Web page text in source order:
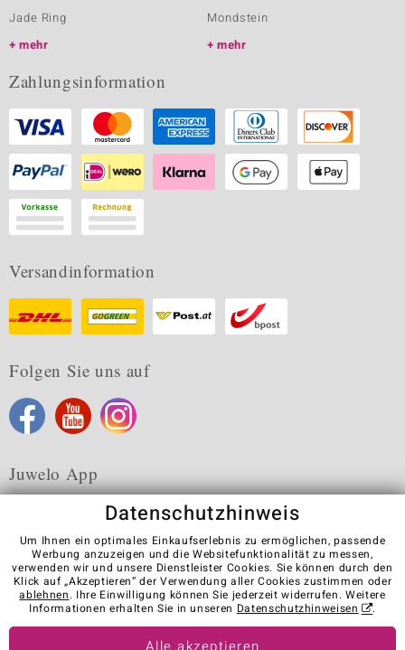
Jade Ring
mehr
Mondstein
mehr
Zahlungsinformation
Versandinformation
Folgen Sie uns auf
Juwelo App
Karriere AGB Datenschutz Cookies
Impressum
Kontakt
Vertrag widerrufen
Visit our stores in other countries:
Datenschutzhinweis
Um Ihnen ein optimales Einkaufserlebnis zu ermöglichen, passende
Werbung anzuzeigen und die Websitefunktionalität zu messen,
verwenden wir und unsere Dienstleister Cookies. Sie können durch den
Klick auf „Akzeptieren“ der Verwendung aller Cookies zustimmen oder
ablehnen. Ihre Einwilligung können Sie jederzeit widerrufen. Weitere
Informationen erhalten Sie in unseren Datenschutzhinweisen .